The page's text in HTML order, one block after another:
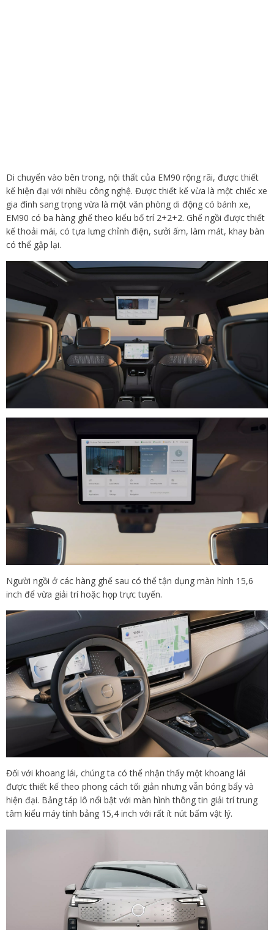
Di chuyển vào bên trong, nội thất của EM90 rộng rãi, được thiết
kế hiện đại với nhiều công nghệ. Được thiết kế vừa là một chiếc xe
gia đình sang trọng vừa là một văn phòng di động có bánh xe,
EM90 có ba hàng ghế theo kiểu bố trí 2+2+2. Ghế ngồi được thiết
kế thoải mái, có tựa lưng chỉnh điện, sưởi ấm, làm mát, khay bàn
có thể gập lại.
Người ngồi ở các hàng ghế sau có thể tận dụng màn hình 15,6
inch để vừa giải trí hoặc họp trực tuyến.
Đối với khoang lái, chúng ta có thể nhận thấy một khoang lái
được thiết kế theo phong cách tối giản nhưng vẫn bóng bẩy và
hiện đại. Bảng táp lô nổi bật với màn hình thông tin giải trí trung
tâm kiểu máy tính bảng 15,4 inch với rất ít nút bấm vật lý.